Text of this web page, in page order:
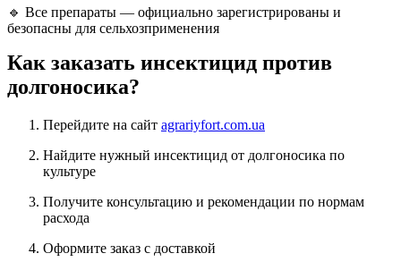
🔹 Все препараты — официально зарегистрированы и
безопасны для сельхозприменения
Как заказать инсектицид против
долгоносика?
Перейдите на сайт agrariyfort.com.ua
Найдите нужный инсектицид от долгоносика по
культуре
Получите консультацию и рекомендации по нормам
расхода
Оформите заказ с доставкой